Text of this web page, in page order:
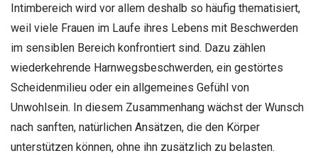
Intimbereich wird vor allem deshalb so häufig thematisiert,
weil viele Frauen im Laufe ihres Lebens mit Beschwerden
im sensiblen Bereich konfrontiert sind. Dazu zählen
wiederkehrende Harnwegsbeschwerden, ein gestörtes
Scheidenmilieu oder ein allgemeines Gefühl von
Unwohlsein. In diesem Zusammenhang wächst der Wunsch
nach sanften, natürlichen Ansätzen, die den Körper
unterstützen können, ohne ihn zusätzlich zu belasten.